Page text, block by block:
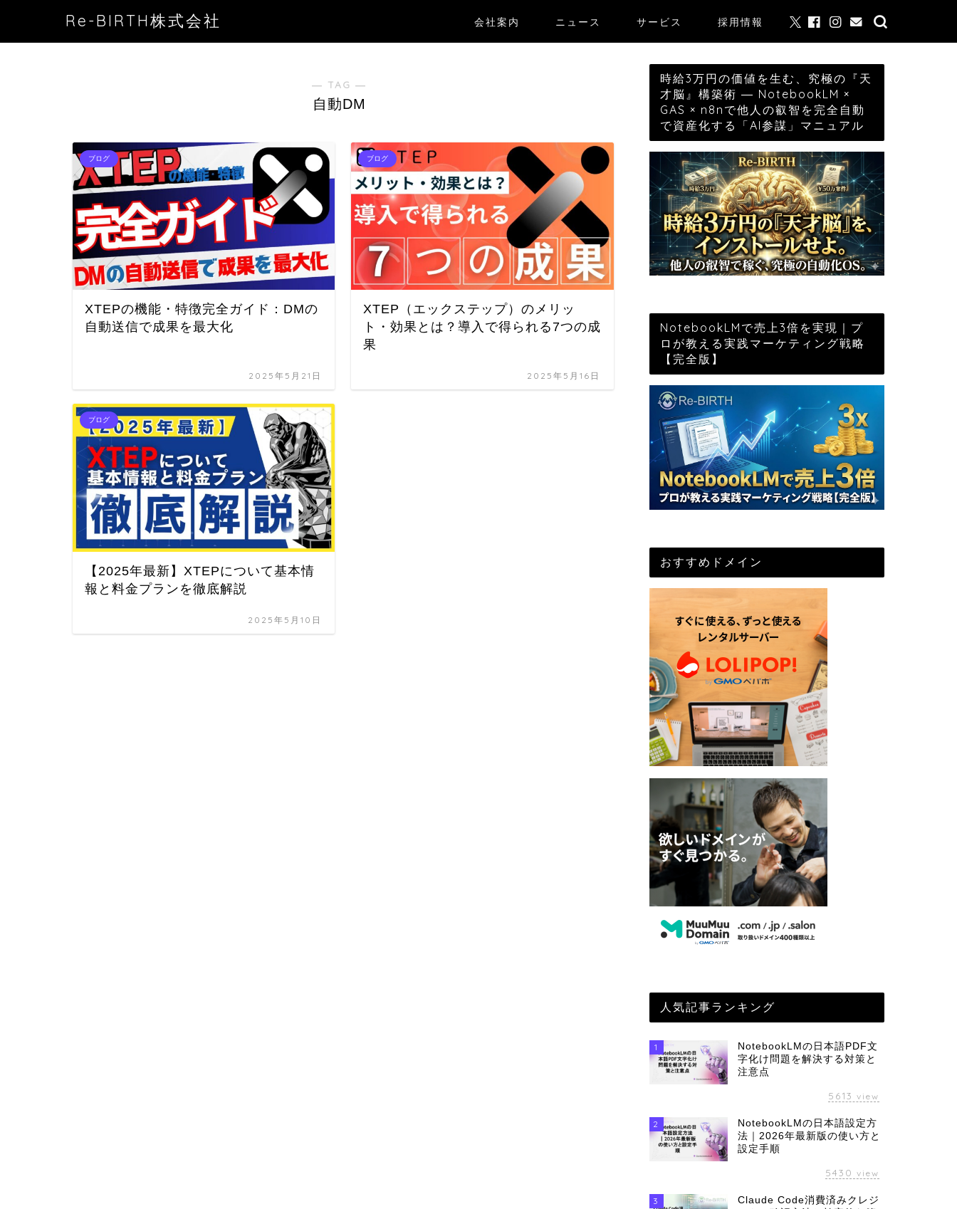
Re-BIRTH株式会社 会社案内 ニュース サービス 採用情報
― TAG ―
自動DM
ブログ
XTEPの機能・特徴完全ガイド：DMの
自動送信で成果を最大化
2025年5月21日
ブログ
XTEP（エックステップ）のメリッ
ト・効果とは？導入で得られる7つの成
果
2025年5月16日
ブログ
【2025年最新】XTEPについて基本情
報と料金プランを徹底解説
2025年5月10日
時給3万円の価値を生む、究極の『天
才脳』構築術 ― NotebookLM ×
GAS × n8nで他人の叡智を完全自動
で資産化する「AI参謀」マニュアル
NotebookLMで売上3倍を実現｜プ
ロが教える実践マーケティング戦略
【完全版】
おすすめドメイン
人気記事ランキング
1
NotebookLMの日本語PDF文
字化け問題を解決する対策と
注意点
5613 view
2
NotebookLMの日本語設定方
法｜2026年最新版の使い方と
設定手順
5430 view
3
Claude Code消費済みクレジ